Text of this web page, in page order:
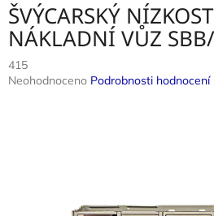
ŠVÝCARSKÝ
NÁKLADNÍ VŮZ
415
Průměrné
Neohodnoceno Podrobnosti hodnocení